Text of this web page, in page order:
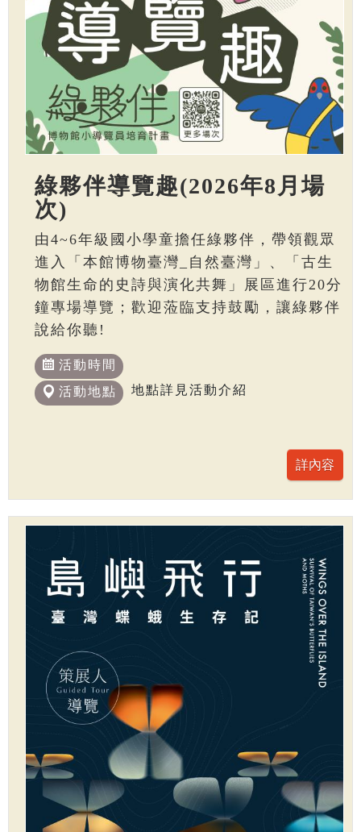
綠夥伴導覽趣(2026年8月場
次)
由4~6年級國小學童擔任綠夥伴，帶領觀眾
進入「本館博物臺灣_自然臺灣」、「古生
物館生命的史詩與演化共舞」展區進行20分
鐘專場導覽；歡迎蒞臨支持鼓勵，讓綠夥伴
說給你聽!
活動時間
活動地點
地點詳見活動介紹